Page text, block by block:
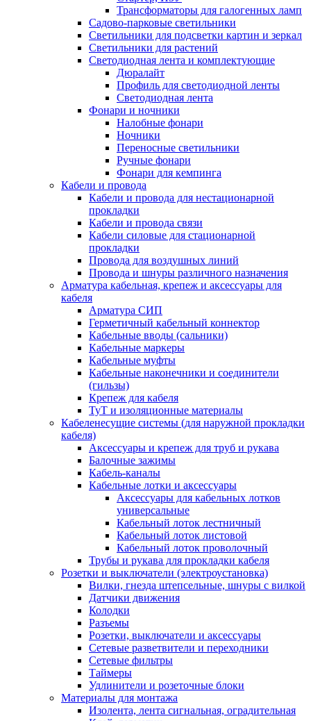
Трансформаторы для галогенных ламп
Садово-парковые светильники
Светильники для подсветки картин и зеркал
Светильники для растений
Светодиодная лента и комплектующие
Дюралайт
Профиль для светодиодной ленты
Светодиодная лента
Фонари и ночники
Налобные фонари
Ночники
Переносные светильники
Ручные фонари
Фонари для кемпинга
Кабели и провода
Кабели и провода для нестационарной
прокладки
Кабели и провода связи
Кабели силовые для стационарной
прокладки
Провода для воздушных линий
Провода и шнуры различного назначения
Арматура кабельная, крепеж и аксессуары для
кабеля
Арматура СИП
Герметичный кабельный коннектор
Кабельные вводы (сальники)
Кабельные маркеры
Кабельные муфты
Кабельные наконечники и соединители
(гильзы)
Крепеж для кабеля
ТуТ и изоляционные материалы
Кабеленесущие системы (для наружной прокладки
кабеля)
Аксессуары и крепеж для труб и рукава
Балочные зажимы
Кабель-каналы
Кабельные лотки и аксессуары
Аксессуары для кабельных лотков
универсальные
Кабельный лоток лестничный
Кабельный лоток листовой
Кабельный лоток проволочный
Трубы и рукава для прокладки кабеля
Розетки и выключатели (электроустановка)
Вилки, гнезда штепсельные, шнуры с вилкой
Датчики движения
Колодки
Разъемы
Розетки, выключатели и аксессуары
Сетевые разветвители и переходники
Сетевые фильтры
Таймеры
Удлинители и розеточные блоки
Материалы для монтажа
Изолента, лента сигнальная, оградительная